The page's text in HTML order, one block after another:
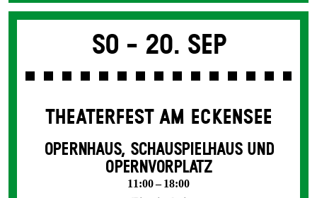
So - 20. Sep
THEATERFEST AM ECKENSEE
OPERNHAUS, SCHAUSPIELHAUS UND
OPERNVORPLATZ
11:00 – 18:00